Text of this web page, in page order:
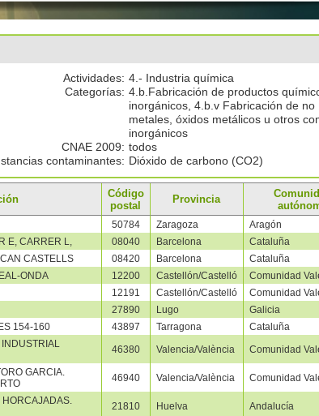
Actividades: 4.- Industria química
Categorías: 4.b.Fabricación de productos
inorgánicos, 4.b.v Fabricación de no
metales, óxidos metálicos u otros
inorgánicos
CNAE 2009: todos
contaminantes: Dióxido de carbono (CO2)
Código
postal
Provincia
50784 Zaragoza
Aragón
E, CARRER L, 08040 Barcelona
Cataluña
CASTELLS 08420 Barcelona
Cataluña
ONDA 12200 Castellón/Castelló
Comunidad
12191 Castellón/Castelló
Comunidad
27890 Lugo
Galicia
154-160 43897 Tarragona
Cataluña
INDUSTRIAL
46380 Valencia/València Comunidad
GARCIA.
46940 Valencia/València Comunidad
21810 Huelva
Andalucía